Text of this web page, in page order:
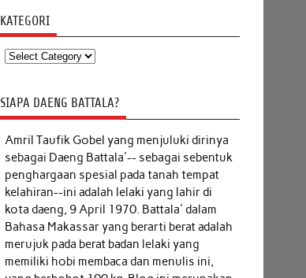
KATEGORI
Kategori
SIAPA DAENG BATTALA?
Amril Taufik Gobel yang menjuluki dirinya
sebagai Daeng Battala'-- sebagai sebentuk
penghargaan spesial pada tanah tempat
kelahiran--ini adalah lelaki yang lahir di
kota daeng, 9 April 1970. Battala' dalam
Bahasa Makassar yang berarti berat adalah
merujuk pada berat badan lelaki yang
memiliki hobi membaca dan menulis ini,